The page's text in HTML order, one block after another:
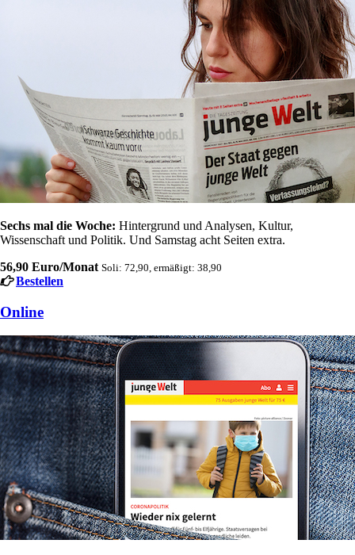
Sechs mal die Woche: Hintergrund und Analysen, Kultur,
Wissenschaft und Politik. Und Samstag acht Seiten extra.
56,90 Euro/Monat Soli: 72,90, ermäßigt: 38,90
Bestellen
Online